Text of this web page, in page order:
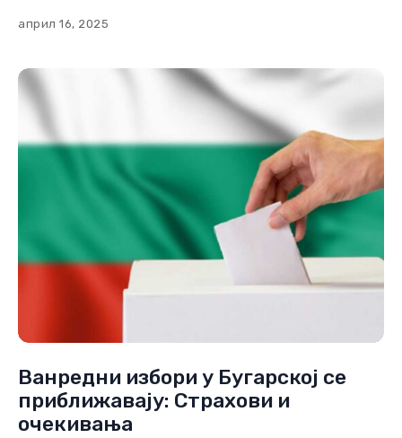
април 16, 2025
Ванредни избори у Бугарској се
приближавају: Страхови и
очекивања